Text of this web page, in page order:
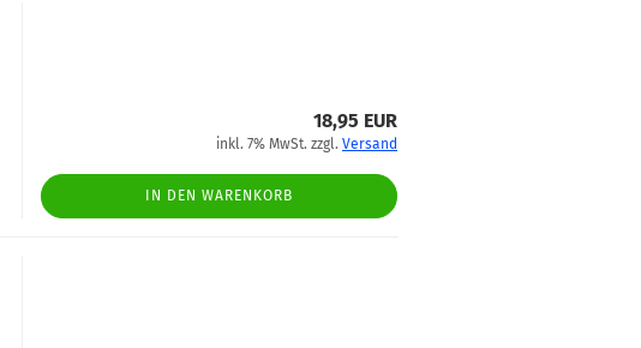
18,95 EUR
inkl. 7% MwSt. zzgl. Versand
IN DEN WARENKORB